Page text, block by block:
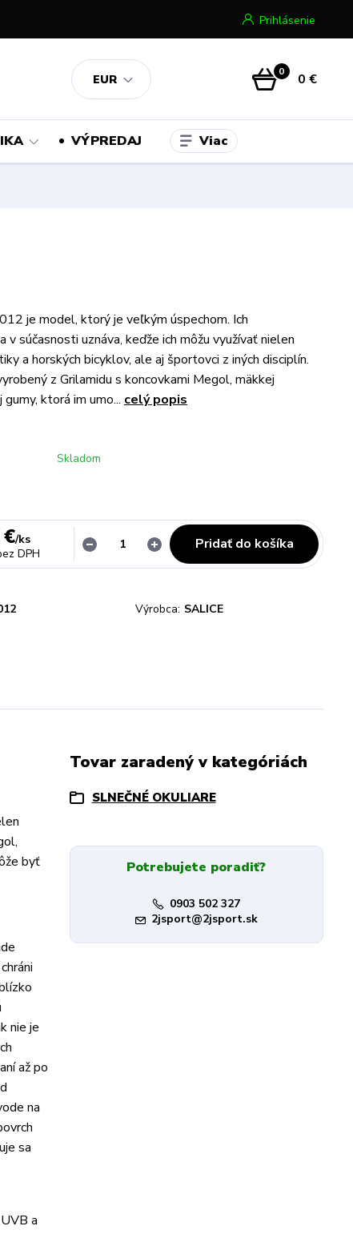
EUR
Prihlásenie
0 0 €
VÝPREDAJ Viac
je model, ktorý je veľkým úspechom. Ich
v súčasnosti uznáva, keďže ich môžu využívať nielen
a horských bicyklov, ale aj športovci z iných disciplín.
z Grilamidu s koncovkami Megol, mäkkej
ktorá im umo... celý popis
Skladom
/ks
DPH
Pridať do košíka
Výrobca: SALICE
byť
nie je
až po
na
sa
a
Tovar zaradený v kategóriách
SLNEČNÉ OKULIARE
Potrebujete poradiť?
0903 502 327
2jsport@2jsport.sk